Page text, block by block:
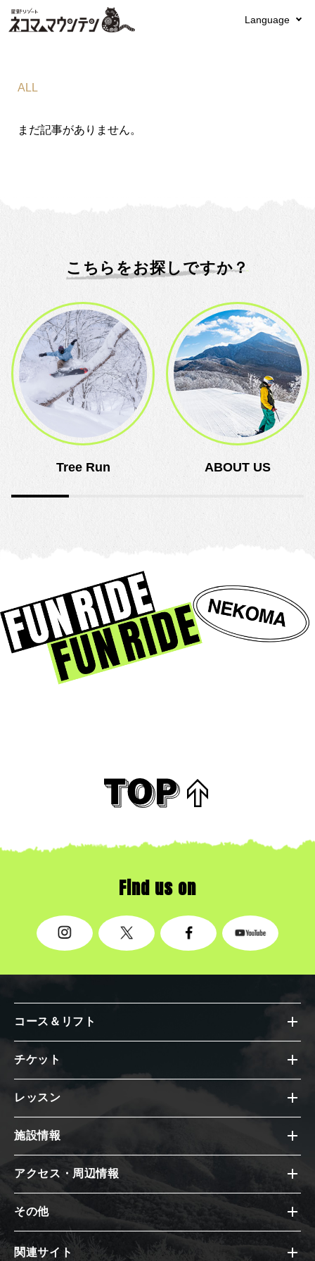
Language
ALL
まだ記事がありません。
こちらをお探しですか？
Tree Run ABOUT US
Find us on
コース＆リフト
チケット
レッスン
施設情報
アクセス・周辺情報
その他
関連サイト